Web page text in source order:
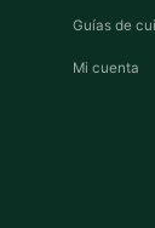
Guías de
Mi cuenta